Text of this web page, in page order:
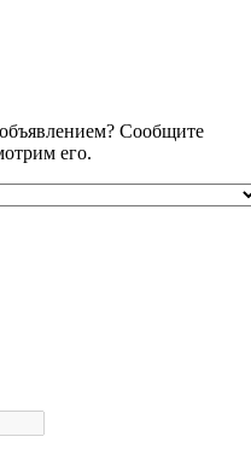
Сообщите
его.